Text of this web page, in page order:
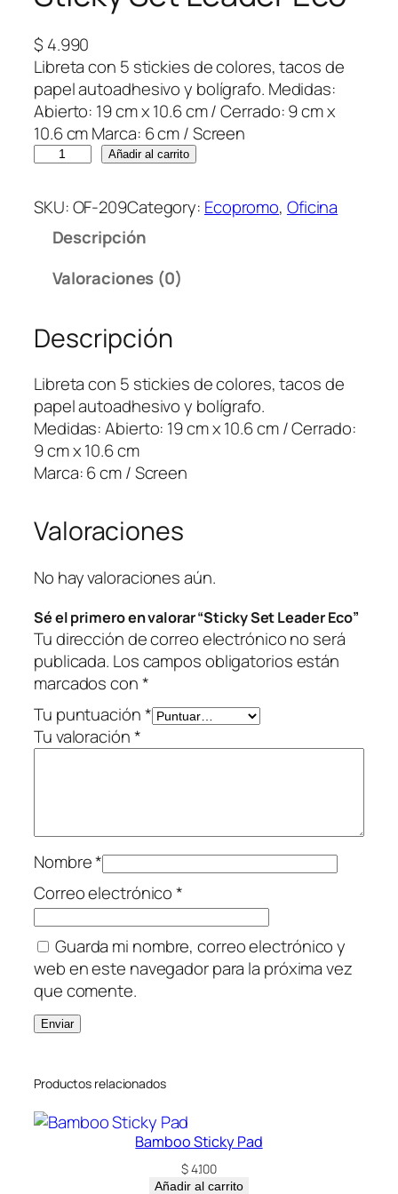
$ 4.990
Libreta con 5 stickies de colores, tacos de
papel autoadhesivo y bolígrafo. Medidas:
Abierto: 19 cm x 10.6 cm / Cerrado: 9 cm x
10.6 cm Marca: 6 cm / Screen
i
c
t
L
e
a
d
e
r
o
a
t
d
a
d
Añadir al carrito
SKU:OF-209Category: Ecopromo, Oficina
Descripción
Valoraciones (0)
Descripción
Libreta con 5 stickies de colores, tacos de
papel autoadhesivo y bolígrafo.
Medidas: Abierto: 19 cm x 10.6 cm / Cerrado:
9 cm x 10.6 cm
Marca: 6 cm / Screen
Valoraciones
No hay valoraciones aún.
Sé el primero en valorar “Sticky Set Leader Eco”
Tu dirección de correo electrónico no será
publicada. Los campos obligatorios están
marcados con*
Tu puntuación*
Tu valoración*
Nombre*
Correo electrónico*
Guarda mi nombre, correo electrónico y
web en este navegador para la próxima vez
que comente.
Productos relacionados
Bamboo Sticky Pad
$4.100
Añadir al carrito